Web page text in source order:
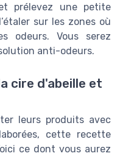
prélevez une petite
sur les zones où
odeurs. Vous serez
anti-odeurs.
cire d'abeille et
leurs produits avec
cette recette
ce dont vous aurez